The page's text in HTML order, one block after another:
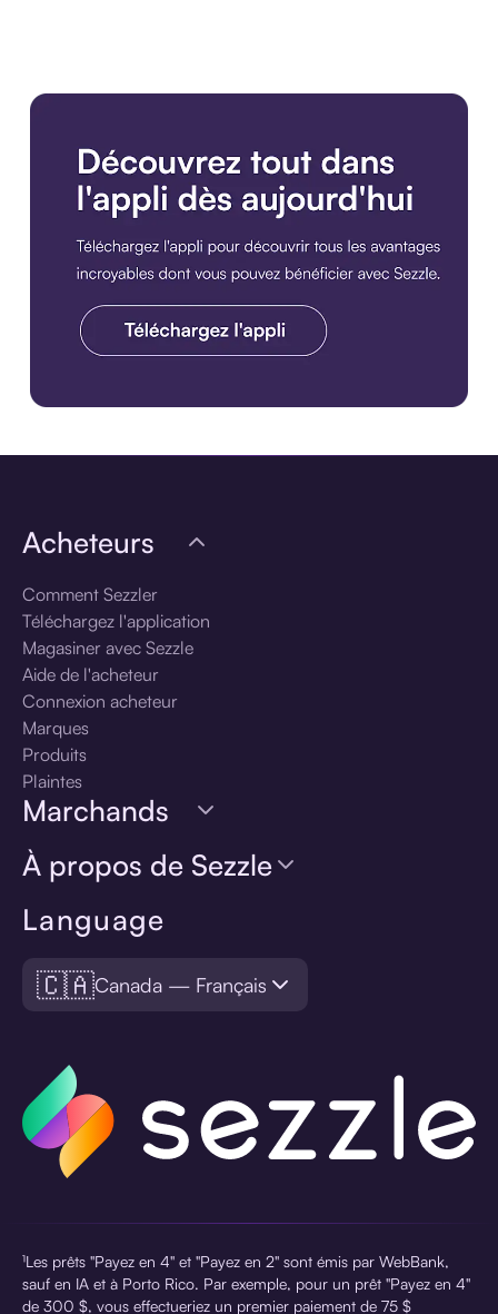
Language
🇨🇦Canada — Français
Acheteurs
Comment Sezzler
Téléchargez l'application
Magasiner avec Sezzle
Aide de l'acheteur
Connexion acheteur
Marques
Produits
Plaintes
Marchands
À propos de Sezzle
¹Les prêts "Payez en 4" et "Payez en 2" sont émis par WebBank,
sauf en IA et à Porto Rico. Par exemple, pour un prêt "Payez en 4"
de 300 $, vous effectueriez un premier paiement de 75 $